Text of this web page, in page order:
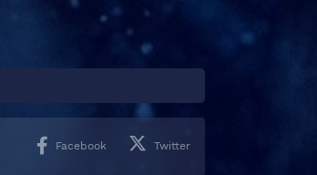
Facebook Twitter